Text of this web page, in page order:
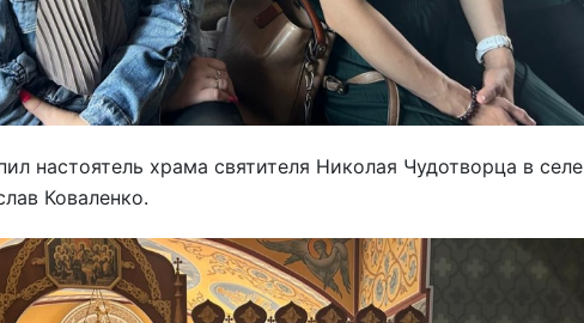
настоятель храма святителя Николая Чудотворца в селе
Коваленко.